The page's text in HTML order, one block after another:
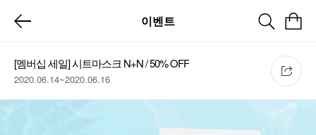
이벤트
[멤버십 세일] 시트마스크 N+N / 50% OFF
2020.06.14~2020.06.16